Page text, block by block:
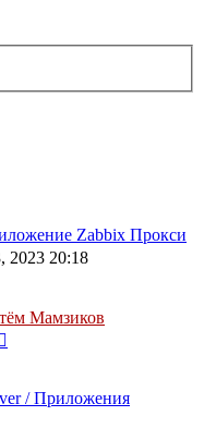
Zabbix Прокси
2023 20:18
Мамзиков
/ Приложения